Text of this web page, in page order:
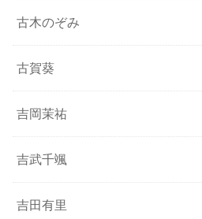
古木のぞみ
古賀葵
吉岡茉祐
吉武千颯
吉田有里